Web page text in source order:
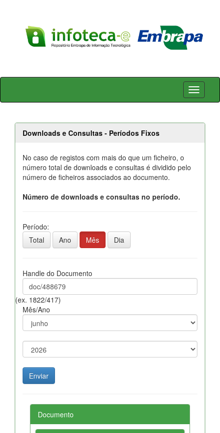
Skip
Downloads e Consultas - Períodos Fixos
No caso de registos com mais do que um ficheiro, o
número total de downloads e consultas é dividido pelo
número de ficheiros associados ao documento.
Número de downloads e consultas no período.
Período:
Total
Ano Mês Dia
Handle do Documento
(ex. 1822/417)
Mês/Ano
Documento